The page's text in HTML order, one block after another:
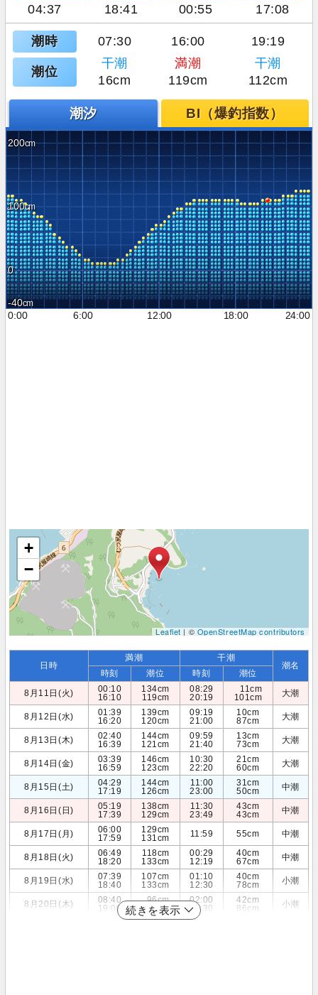
04:37 18:41 00:55 17:08
潮時 07:30 16:00 19:19
潮位
干潮 満潮
干潮
16cm
119cm 112cm
潮汐 BI（爆釣指数）
200
100
0
-40
0:00
6:00 12:00 18:00 24:00
+
−
Leaflet| ©OpenStreetMap contributors
日時
満潮 干潮
潮名
時刻 潮位 時刻
潮位
8月11日(火)
00:10
16:10
134cm
119cm
08:29
20:19
11cm
101cm
大潮
8月12日(水)
01:39
16:20
139cm
120cm
09:19
21:00
10cm
87cm
大潮
8月13日(木)
02:40
16:39
144cm
121cm
09:59
21:40
13cm
73cm
大潮
8月14日(金)
03:39
16:59
146cm
123cm
10:30
22:20
21cm
60cm
大潮
8月15日(土)
04:29
17:19
144cm
126cm
11:00
23:00
31cm
50cm
中潮
8月16日(日)
05:19
17:39
138cm
129cm
11:30
23:49
43cm
43cm
中潮
8月17日(月)
06:00
17:59
129cm
131cm
11:59 55cm 中潮
8月18日(火)
06:49
18:20
118cm
133cm
00:29
12:19
40cm
67cm
中潮
8月19日(水)
07:39
18:40
107cm
133cm
01:10
12:30
40cm
78cm
小潮
8月20日(木)
08:40
19:00
96cm
131cm
02:00
12:30
42cm
86cm
小潮
続きを表示